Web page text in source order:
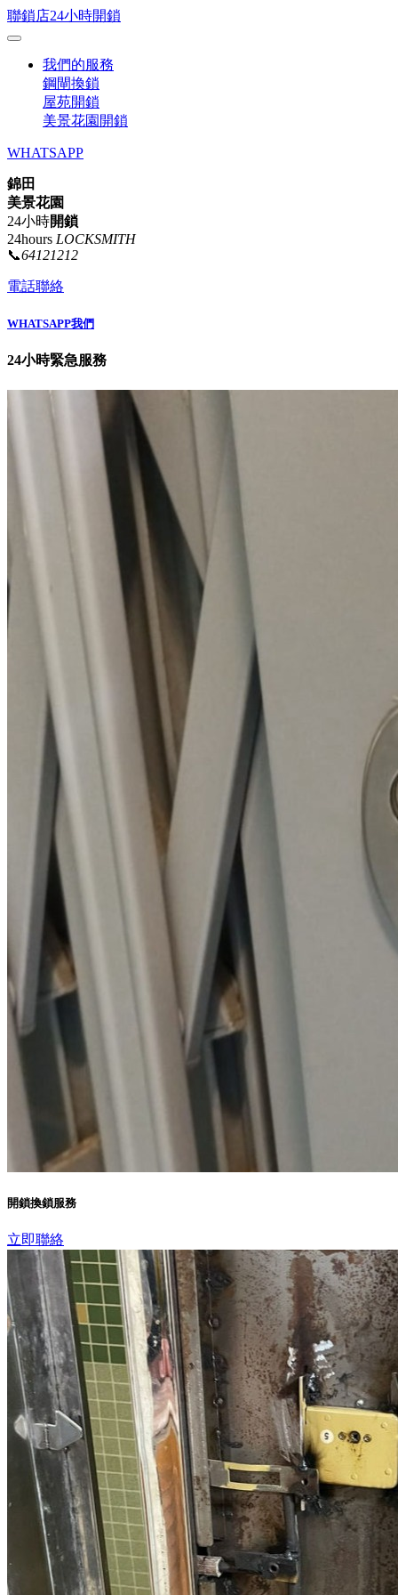
聯鎖店24小時開鎖
我們的服務
鋼閘換鎖
屋苑開鎖
美景花園開鎖
WHATSAPP
錦田
美景花園
24小時開鎖
24hours LOCKSMITH
📞64121212
電話聯絡
WHATSAPP我們
24小時緊急服務
開鎖換鎖服務
立即聯絡